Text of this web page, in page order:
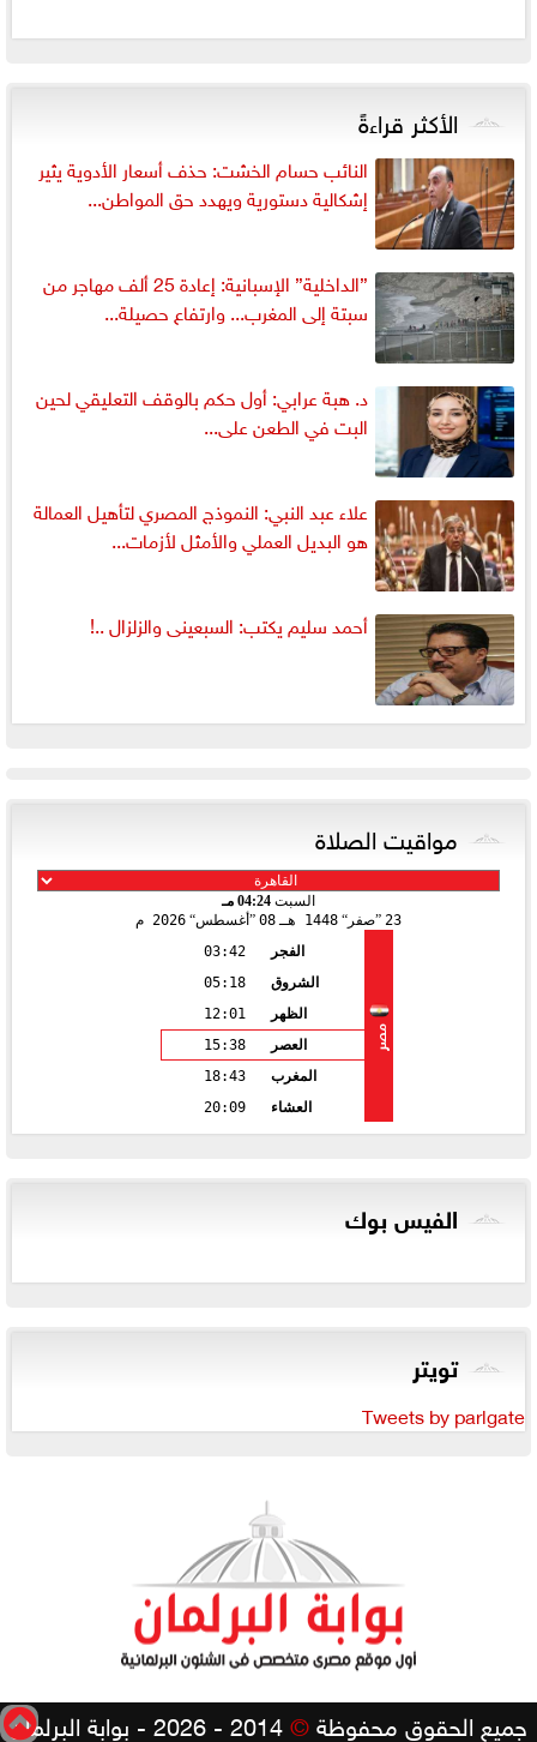
الأكثر قراءةً
النائب حسام الخشت: حذف أسعار الأدوية يثير
إشكالية دستورية ويهدد حق المواطن...
”الداخلية” الإسبانية: إعادة 25 ألف مهاجر من
سبتة إلى المغرب... وارتفاع حصيلة...
د. هبة عرابي: أول حكم بالوقف التعليقي لحين
البت في الطعن على...
علاء عبد النبي: النموذج المصري لتأهيل العمالة
هو البديل العملي والأمثل لأزمات...
أحمد سليم يكتب: السبعينى والزلزال ..!
مواقيت الصلاة
السبت 04:24 مـ
23 صفر 1448 هـ 08 أغسطس 2026 م
مصر
الفجر
03:42
الشروق
05:18
الظهر
12:01
العصر
15:38
المغرب
18:43
العشاء
20:09
الفيس بوك
تويتر
Tweets by parlgate
جميع الحقوق محفوظة©